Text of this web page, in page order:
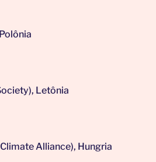
Letônia
Alliance), Hungria